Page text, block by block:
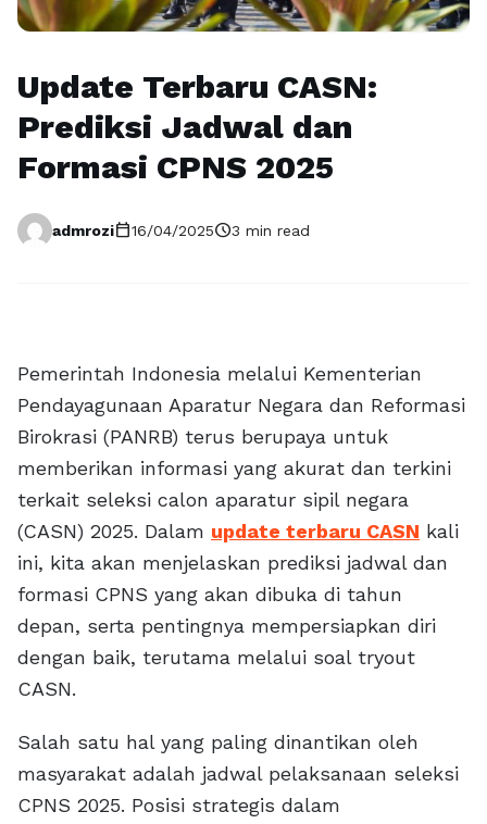
Update Terbaru CASN:
Prediksi Jadwal dan
Formasi CPNS 2025
admrozicalendar_today16/04/2025schedule3 min read
Pemerintah Indonesia melalui Kementerian
Pendayagunaan Aparatur Negara dan Reformasi
Birokrasi (PANRB) terus berupaya untuk
memberikan informasi yang akurat dan terkini
terkait seleksi calon aparatur sipil negara
(CASN) 2025. Dalam update terbaru CASN kali
ini, kita akan menjelaskan prediksi jadwal dan
formasi CPNS yang akan dibuka di tahun
depan, serta pentingnya mempersiapkan diri
dengan baik, terutama melalui soal tryout
CASN.
Salah satu hal yang paling dinantikan oleh
masyarakat adalah jadwal pelaksanaan seleksi
CPNS 2025. Posisi strategis dalam